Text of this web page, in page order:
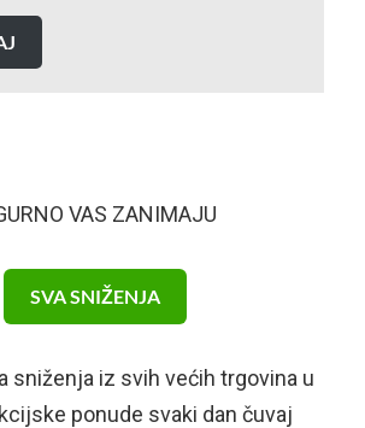
VAS ZANIMAJU
SVA SNIŽENJA
sniženja iz svih većih trgovina u
ponude svaki dan čuvaj